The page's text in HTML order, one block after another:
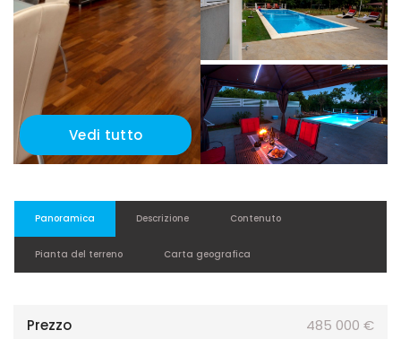
Vedi tutto
Panoramica Descrizione Contenuto
Pianta del terreno Carta geografica
Prezzo 485 000 €